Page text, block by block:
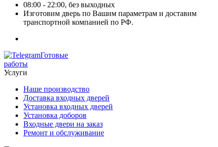
08:00 - 22:00, без выходных
Изготовим дверь по Вашим параметрам и доставим
транспортной компанией по РФ.
Готовые
работы
Услуги
Наше производство
Доставка входных дверей
Установка входных дверей
Установка доборов
Входные двери на заказ
Ремонт и обслуживание